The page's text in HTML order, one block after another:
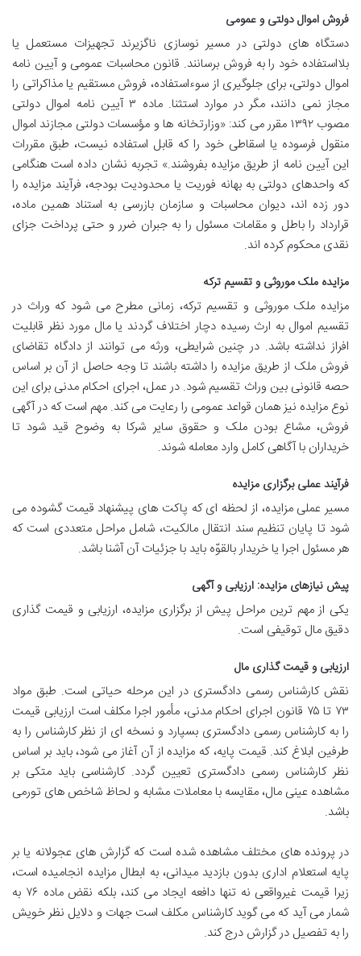
فروش اموال دولتی و عمومی
دستگاه های دولتی در مسیر نوسازی ناگزیرند تجهیزات مستعمل یا
بلااستفاده خود را به فروش برسانند. قانون محاسبات عمومی و آیین نامه
اموال دولتی، برای جلوگیری از سوءاستفاده، فروش مستقیم یا مذاکراتی را
مجاز نمی دانند، مگر در موارد استثنا. ماده ۳ آیین نامه اموال دولتی
مصوب ۱۳۹۲ مقرر می کند: «وزارتخانه ها و مؤسسات دولتی مجازند اموال
منقول فرسوده یا اسقاطی خود را که قابل استفاده نیست، طبق مقررات
این آیین نامه از طریق مزایده بفروشند.» تجربه نشان داده است هنگامی
که واحدهای دولتی به بهانه فوریت یا محدودیت بودجه، فرآیند مزایده را
دور زده اند، دیوان محاسبات و سازمان بازرسی به استناد همین ماده،
قرارداد را باطل و مقامات مسئول را به جبران ضرر و حتی پرداخت جزای
نقدی محکوم کرده اند.
مزایده ملک موروثی و تقسیم ترکه
مزایده ملک موروثی و تقسیم ترکه، زمانی مطرح می شود که وراث در
تقسیم اموال به ارث رسیده دچار اختلاف گردند یا مال مورد نظر قابلیت
افراز نداشته باشد. در چنین شرایطی، ورثه می توانند از دادگاه تقاضای
فروش ملک از طریق مزایده را داشته باشند تا وجه حاصل از آن بر اساس
حصه قانونی بین وراث تقسیم شود. در عمل، اجرای احکام مدنی برای این
نوع مزایده نیز همان قواعد عمومی را رعایت می کند. مهم است که در آگهی
فروش، مشاع بودن ملک و حقوق سایر شرکا به وضوح قید شود تا
خریداران با آگاهی کامل وارد معامله شوند.
فرآیند عملی برگزاری مزایده
مسیر عملی مزایده، از لحظه ای که پاکت های پیشنهاد قیمت گشوده می
شود تا پایان تنظیم سند انتقال مالکیت، شامل مراحل متعددی است که
هر مسئول اجرا یا خریدار بالقوّه باید با جزئیات آن آشنا باشد.
پیش نیازهای مزایده: ارزیابی و آگهی
یکی از مهم ترین مراحل پیش از برگزاری مزایده، ارزیابی و قیمت گذاری
دقیق مال توقیفی است.
ارزیابی و قیمت گذاری مال
نقش کارشناس رسمی دادگستری در این مرحله حیاتی است. طبق مواد
۷۳ تا ۷۵ قانون اجرای احکام مدنی، مأمور اجرا مکلف است ارزیابی قیمت
را به کارشناس رسمی دادگستری بسپارد و نسخه ای از نظر کارشناس را به
طرفین ابلاغ کند. قیمت پایه، که مزایده از آن آغاز می شود، باید بر اساس
نظر کارشناس رسمی دادگستری تعیین گردد. کارشناسی باید متکی بر
مشاهده عینی مال، مقایسه با معاملات مشابه و لحاظ شاخص های تورمی
باشد.
در پرونده های مختلف مشاهده شده است که گزارش های عجولانه یا بر
پایه استعلام اداری بدون بازدید میدانی، به ابطال مزایده انجامیده است،
زیرا قیمت غیرواقعی نه تنها دافعه ایجاد می کند، بلکه نقض ماده ۷۶ به
شمار می آید که می گوید کارشناس مکلف است جهات و دلایل نظر خویش
را به تفصیل در گزارش درج کند.